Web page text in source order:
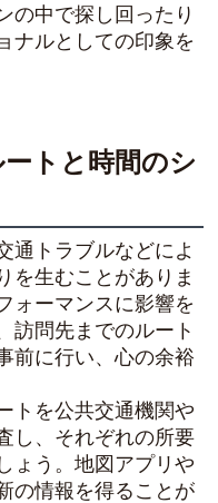
の中で探し回ったり
ナルとしての印象を
トと時間のシ
通トラブルなどによ
を生むことがありま
ォーマンスに影響を
訪問先までのルート
前に行い、心の余裕
トを公共交通機関や
し、それぞれの所要
ょう。地図アプリや
の情報を得ることが